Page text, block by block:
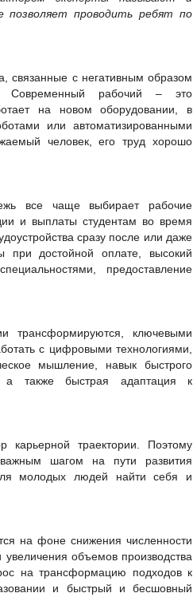
позволяет проводить ребят по
связанные с негативным образом
Современный рабочий – это
на новом оборудовании, в
или автоматизированными
человек, его труд хорошо
все чаще выбирает рабочие
и выплаты студентам во время
сразу после или даже
при достойной оплате, высокий
предоставление
трансформируются, ключевыми
с цифровыми технологиями,
мышление, навык быстрого
а также быстрая адаптация к
карьерной траектории. Поэтому
шагом на пути развития
молодых людей найти себя и
на фоне снижения численности
объемов производства
на трансформацию подходов к
и быстрый и бесшовный